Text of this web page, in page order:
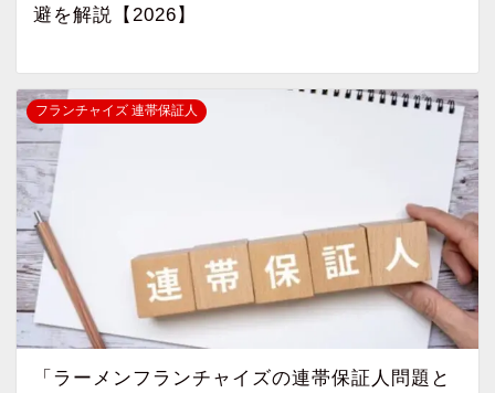
避を解説【2026】
フランチャイズ 連帯保証人
「ラーメンフランチャイズの連帯保証人問題と